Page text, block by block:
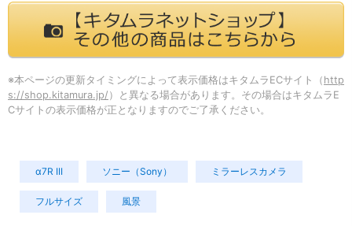
※本ページの更新タイミングによって表示価格はキタムラECサイト（ http
s://shop.kitamura.jp/ ）と異なる場合があります。その場合はキタムラE
Cサイトの表示価格が正となりますのでご了承ください。
α7R III ソニー（Sony） ミラーレスカメラ
フルサイズ 風景